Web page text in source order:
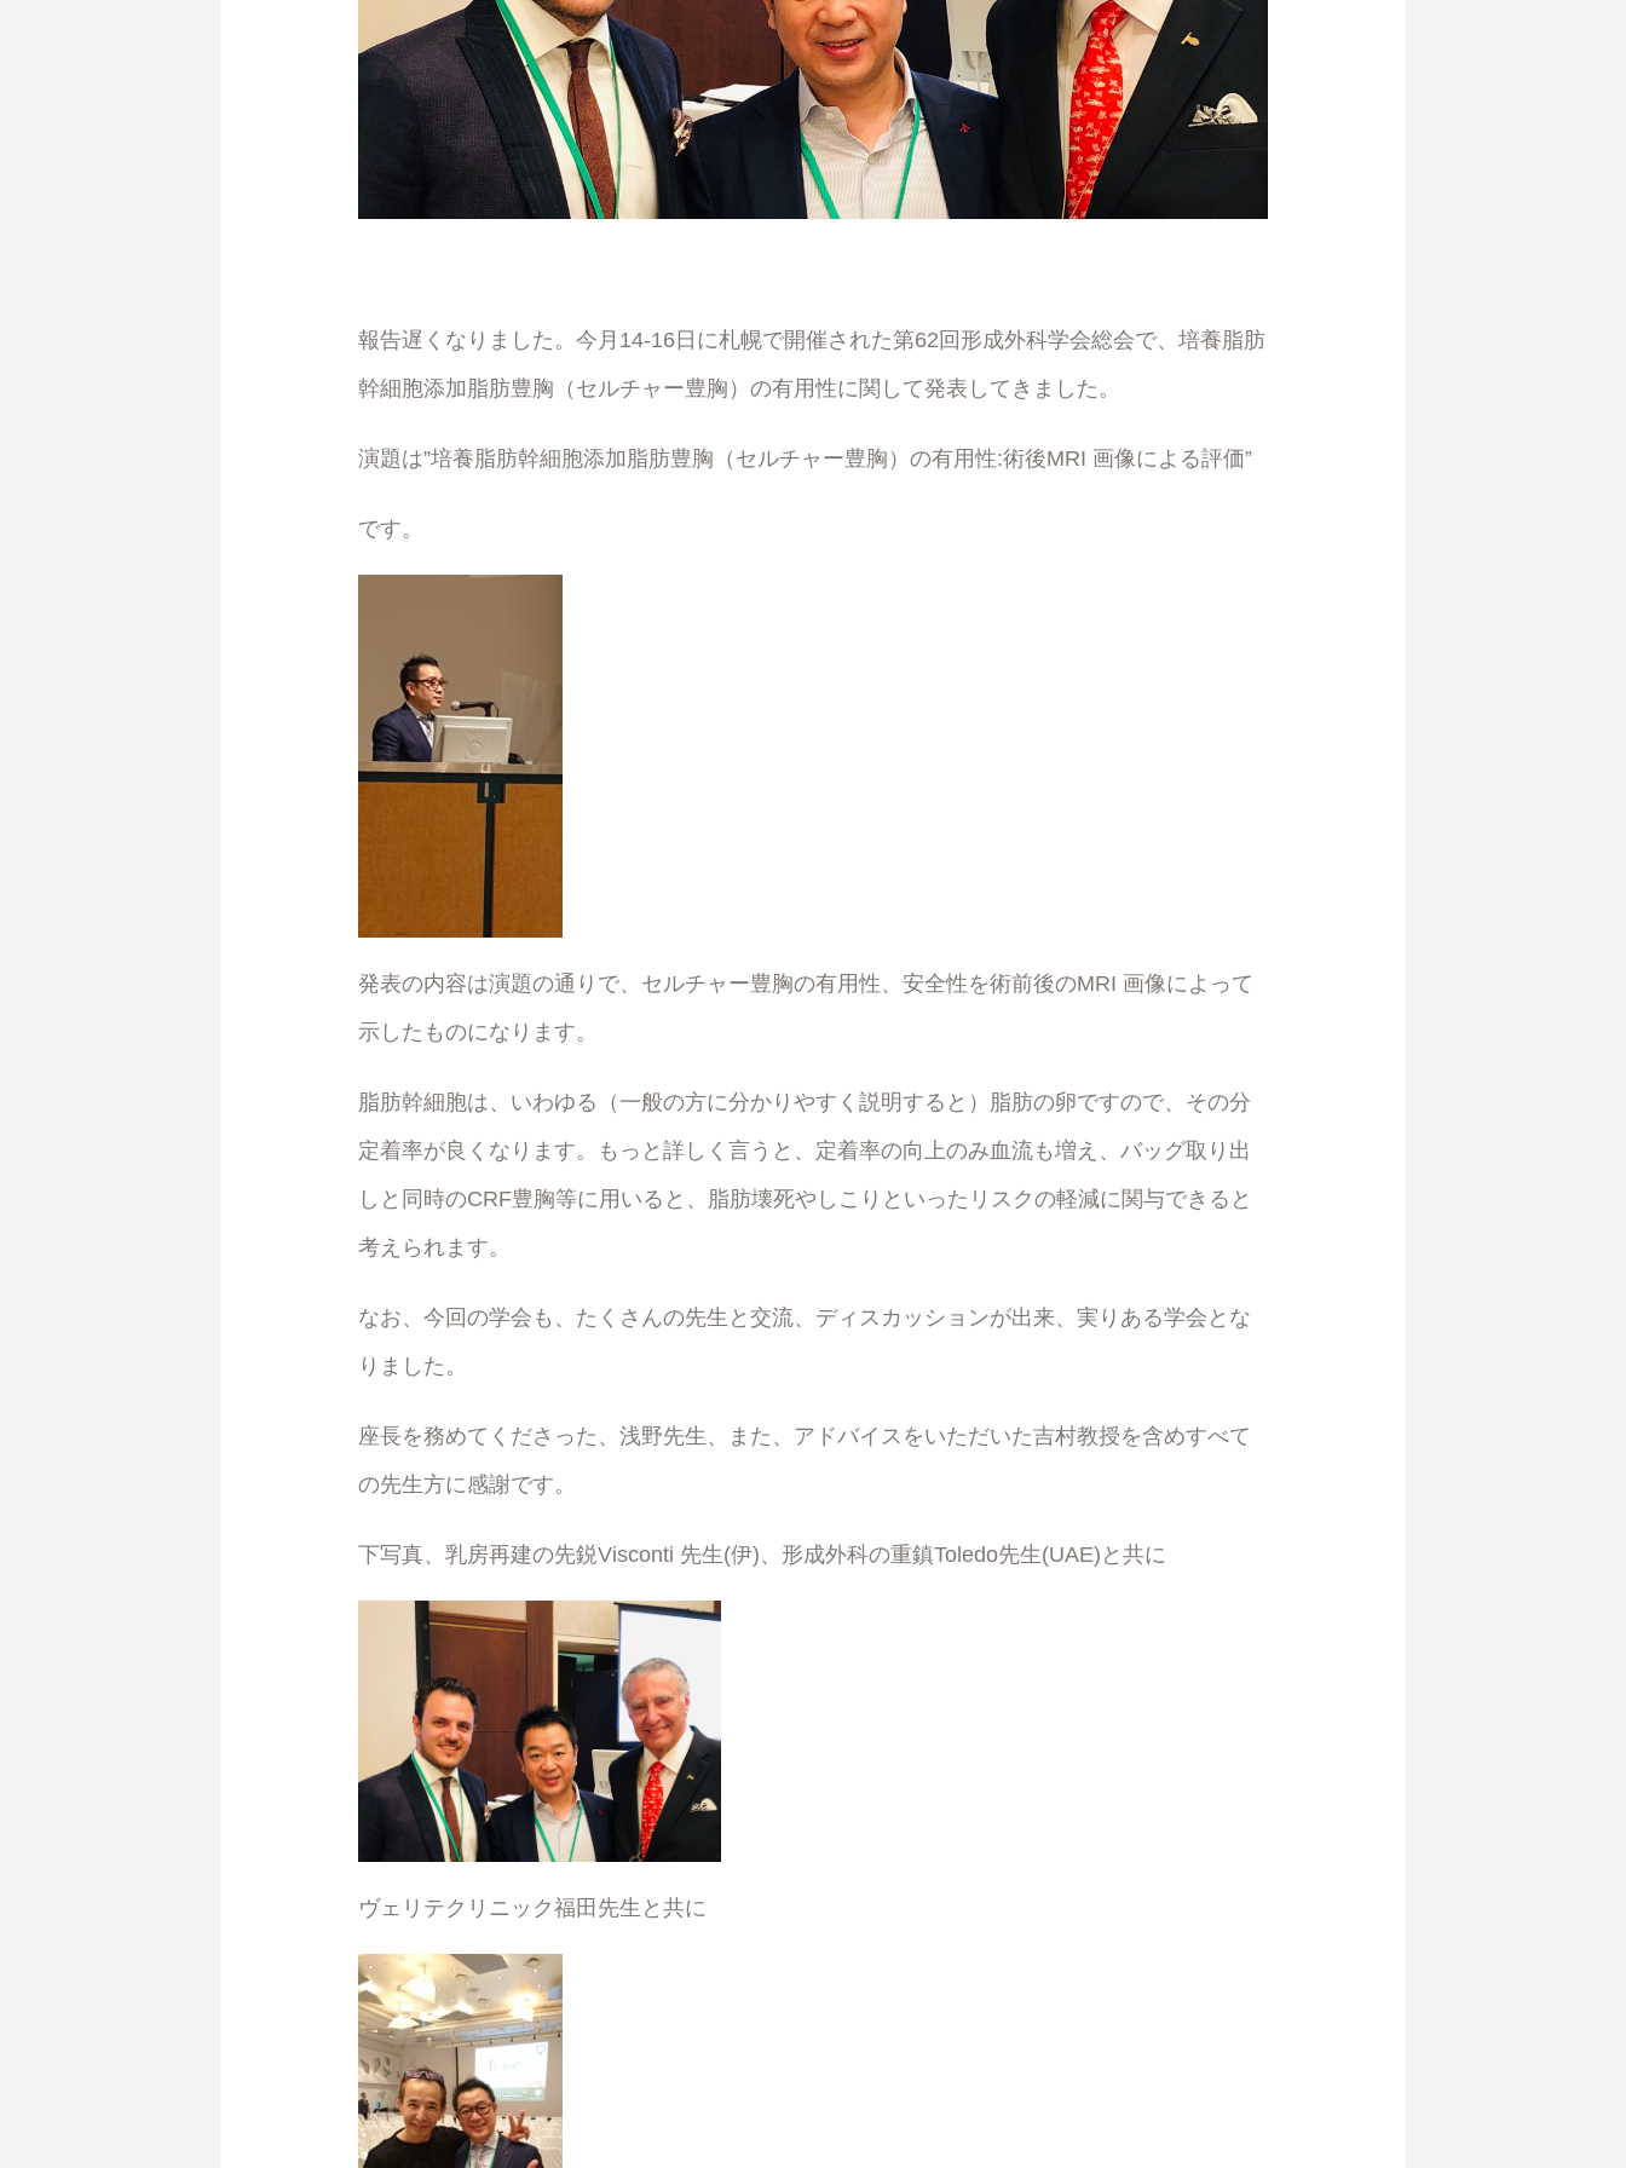
報告遅くなりました。今月14‐16日に札幌で開催された第62回形成外科学会総会で、培養脂肪
幹細胞添加脂肪豊胸（セルチャー豊胸）の有用性に関して発表してきました。
演題は”培養脂肪幹細胞添加脂肪豊胸（セルチャー豊胸）の有用性:術後MRI 画像による評価”
です。
発表の内容は演題の通りで、セルチャー豊胸の有用性、安全性を術前後のMRI 画像によって
示したものになります。
脂肪幹細胞は、いわゆる（一般の方に分かりやすく説明すると）脂肪の卵ですので、その分
定着率が良くなります。もっと詳しく言うと、定着率の向上のみ血流も増え、バッグ取り出
しと同時のCRF豊胸等に用いると、脂肪壊死やしこりといったリスクの軽減に関与できると
考えられます。
なお、今回の学会も、たくさんの先生と交流、ディスカッションが出来、実りある学会とな
りました。
座長を務めてくださった、浅野先生、また、アドバイスをいただいた吉村教授を含めすべて
の先生方に感謝です。
下写真、乳房再建の先鋭Visconti 先生(伊)、形成外科の重鎮Toledo先生(UAE)と共に
ヴェリテクリニック福田先生と共に